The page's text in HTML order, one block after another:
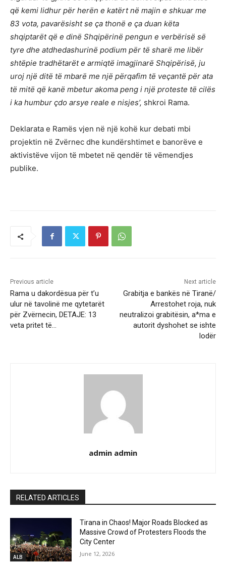
që kemi lidhur për herën e katërt në majin e shkuar me
83 vota, pavarësisht se ça thonë e ça duan këta
shqiptarët që e dinë Shqipërinë pengun e verbërisë së
tyre dhe atdhedashurinë podium për të sharë me libër
shtëpie tradhëtarët e armiqtë imagjinarë Shqipërisë, ju
uroj një ditë të mbarë me një përqafim të veçantë për ata
të mitë që kanë mbetur akoma peng i një proteste të cilës
i ka humbur çdo arsye reale e nisjes’, shkroi Rama.
Deklarata e Ramës vjen në një kohë kur debati mbi
projektin në Zvërnec dhe kundërshtimet e banorëve e
aktivistëve vijon të mbetet në qendër të vëmendjes
publike.
Previous article
Rama u dakordësua për t’u
ulur në tavolinë me qytetarët
për Zvërnecin, DETAJE: 13
veta pritet të…
Next article
Grabitja e bankës në Tiranë/
Arrestohet roja, nuk
neutralizoi grabitësin, a*ma e
autorit dyshohet se ishte
lodër
admin admin
RELATED ARTICLES
ALB
Tirana in Chaos! Major Roads Blocked as
Massive Crowd of Protesters Floods the
City Center
June 12, 2026